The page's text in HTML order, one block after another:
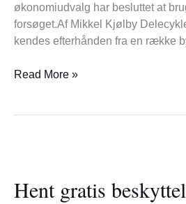
økonomiudvalg har besluttet at
forsøget.Af Mikkel Kjølby
kendes efterhånden fra en række
Read More »
Hent gratis
beskyttelsesbriller